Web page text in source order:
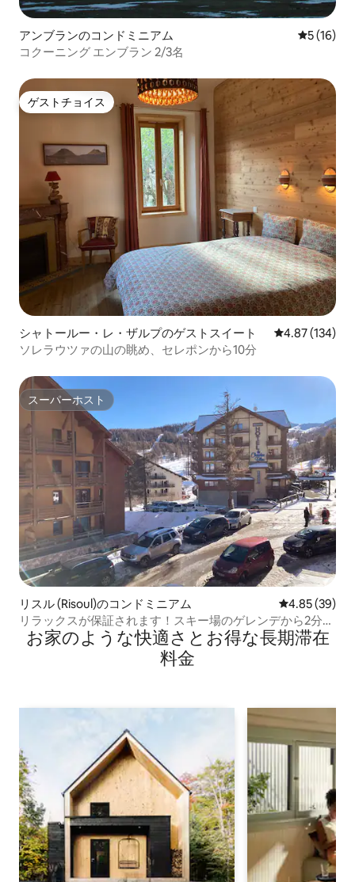
アンブランのコンドミニアム レビュー
5 (16)
コクーニング エンブラン 2/3名
ゲストチョイス
ゲストチョイス
シャトールー・レ・ザルプのゲストスイート レビュー134
4.87 (134)
ソレラウツァの山の眺め、セレポンから10分
スーパーホスト
スーパーホスト
リスル (Risoul)のコンドミニアム レビュー39
4.85 (39)
リラックスが保証されます！スキー場のゲレンデから2分の
マウンテンアパートメント！
お家のような快⁠適⁠さ⁠とお⁠得⁠な長⁠期⁠滞⁠在
料⁠金